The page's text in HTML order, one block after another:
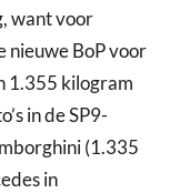
want voor
nieuwe BoP voor
1.355 kilogram
in de SP9-
(1.335
in